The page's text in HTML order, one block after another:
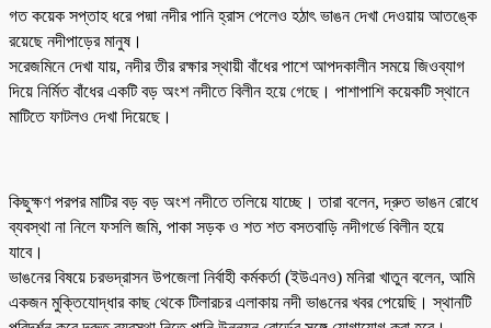
গত কয়েক সপ্তাহ ধরে পদ্মা নদীর পানি হ্রাস পেলেও হঠাৎ ভাঙন দেখা দেওয়ায় আতঙ্কে
রয়েছে নদীপাড়ের মানুষ।
সরেজমিনে দেখা যায়, নদীর তীর রক্ষার স্থায়ী বাঁধের পাশে আপদকালীন সময়ে জিওব্যাগ
দিয়ে নির্মিত বাঁধের একটি বড় অংশ নদীতে বিলীন হয়ে গেছে। পাশাপাশি কয়েকটি স্থানে
মাটিতে ফাটলও দেখা দিয়েছে।
কিছুক্ষণ পরপর মাটির বড় বড় অংশ নদীতে তলিয়ে যাচ্ছে। তারা বলেন, দ্রুত ভাঙন রোধে
ব্যবস্থা না নিলে ফসলি জমি, পাকা সড়ক ও শত শত বসতবাড়ি নদীগর্ভে বিলীন হয়ে
যাবে।
ভাঙনের বিষয়ে চরভদ্রাসন উপজেলা নির্বাহী কর্মকর্তা (ইউএনও) মনিরা খাতুন বলেন, আমি
একজন মুক্তিযোদ্ধার কাছ থেকে টিলারচর এলাকায় নদী ভাঙনের খবর পেয়েছি। স্থানটি